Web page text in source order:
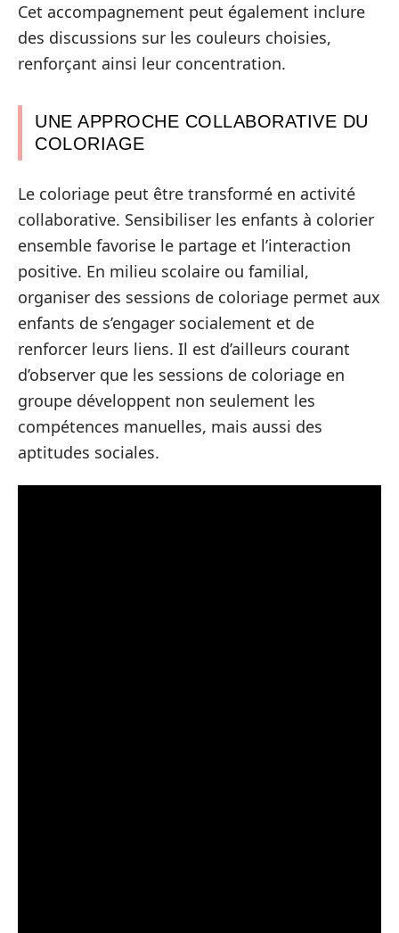
Cet accompagnement peut également inclure
des discussions sur les couleurs choisies,
renforçant ainsi leur concentration.
UNE APPROCHE COLLABORATIVE DU
COLORIAGE
Le coloriage peut être transformé en activité
collaborative. Sensibiliser les enfants à colorier
ensemble favorise le partage et l’interaction
positive. En milieu scolaire ou familial,
organiser des sessions de coloriage permet aux
enfants de s’engager socialement et de
renforcer leurs liens. Il est d’ailleurs courant
d’observer que les sessions de coloriage en
groupe développent non seulement les
compétences manuelles, mais aussi des
aptitudes sociales.